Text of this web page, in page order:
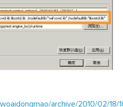
archive/2010/02/18/